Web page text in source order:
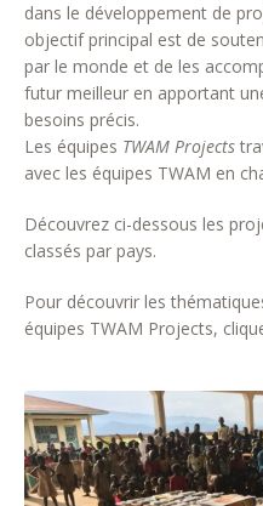
dans le développement de
objectif principal est de
par le monde et de les
futur meilleur en apportant
besoins précis.
Les équipes TWAM Projects
avec les équipes TWAM en
Découvrez ci-dessous les
classés par pays.
Pour découvrir les
équipes TWAM Projects,